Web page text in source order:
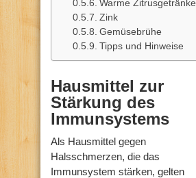
Warme Zitrusgetränke
Zink
Gemüsebrühe
Tipps und Hinweise
Hausmittel zur
Stärkung des
Immunsystems
Als Hausmittel gegen
Halsschmerzen, die das
Immunsystem stärken, gelten